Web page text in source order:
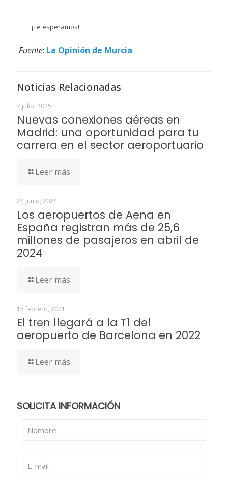
¡Te esperamos!
Fuente: La Opinión de Murcia
Noticias Relacionadas
7 julio, 2025
Nuevas conexiones aéreas en
Madrid: una oportunidad para tu
carrera en el sector aeroportuario
Leer más
24 junio, 2024
Los aeropuertos de Aena en
España registran más de 25,6
millones de pasajeros en abril de
2024
Leer más
15 febrero, 2021
El tren llegará a la T1 del
aeropuerto de Barcelona en 2022
Leer más
SOLICITA INFORMACIÓN